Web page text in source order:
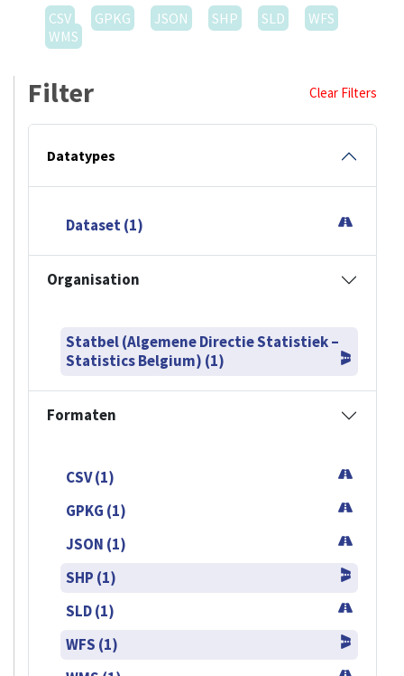
CSV
GPKG JSON SHP SLD
WFS
WMS
Filter Clear Filters
Datatypes
Dataset (1)
Organisation
Statbel (Algemene Directie Statistiek –
Statistics Belgium) (1)
Formaten
CSV (1)
GPKG (1)
JSON (1)
SHP (1)
SLD (1)
WFS (1)